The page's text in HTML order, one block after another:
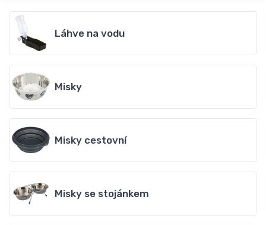
Láhve na vodu
Misky
Misky cestovní
Misky se stojánkem